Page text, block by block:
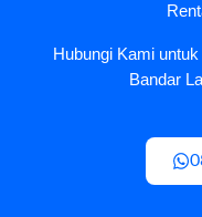
Hubungi Kami
Bandar